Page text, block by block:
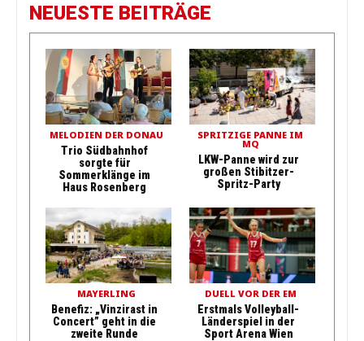
NEUESTE BEITRÄGE
MELODIEN DER DONAU
Trio Südbahnhof
sorgte für
Sommerklänge im
Haus Rosenberg
SPRITZIGE PANNE IM
MQ
LKW-Panne wird zur
großen Stibitzer-
Spritz-Party
MAYERLING
Benefiz: „Vinzirast in
Concert” geht in die
zweite Runde
DUELL VOR DER EM
Erstmals Volleyball-
Länderspiel in der
Sport Arena Wien